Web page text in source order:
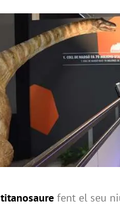
titanosaure fent el seu